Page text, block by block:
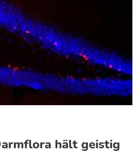
hält geistig